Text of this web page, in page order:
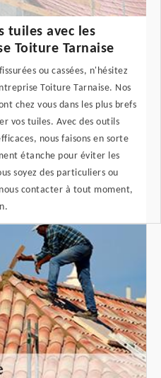
tuiles avec les
Toiture Tarnaise
ou cassées, n'hésitez
Toiture Tarnaise. Nos
chez vous dans les plus brefs
vos tuiles. Avec des outils
nous faisons en sorte
étanche pour éviter les
soyez des particuliers ou
contacter à tout moment,